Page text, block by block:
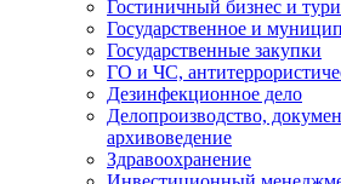
Гостиничный бизнес и
Государственное и
Государственные закупки
ГО и ЧС,
Дезинфекционное дело
Делопроизводство,
архивоведение
Здравоохранение